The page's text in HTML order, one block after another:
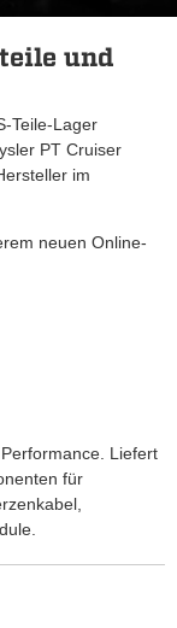
und
Teile-Lager
PT Cruiser
im
neuen Online-
Liefert
für